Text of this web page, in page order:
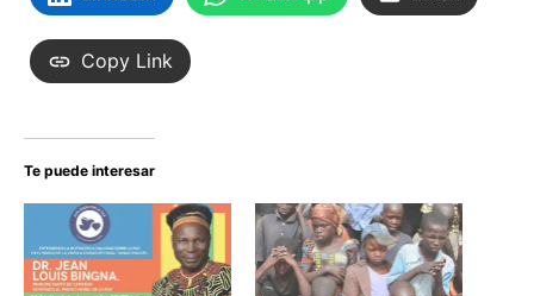
Copy Link
Te puede interesar